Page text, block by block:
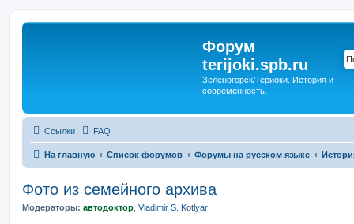
Форум
terijoki.spb.ru
Зеленогорск/Териоки. История и
современность.
Ссылки FAQ
На главную Список форумов Форумы на русском языке
Фото из семейного архива
Модераторы: автодоктор Vladimir S. Kotlyar